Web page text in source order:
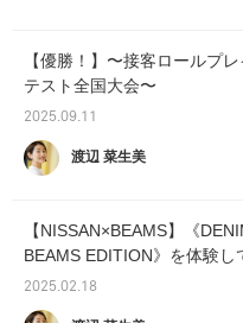
【優勝！】〜接客ロールプ
テスト全国大会〜
2025.09.11
渡辺 菜生美
【NISSAN×BEAMS】《
BEAMS EDITION》を体験し
2025.02.18